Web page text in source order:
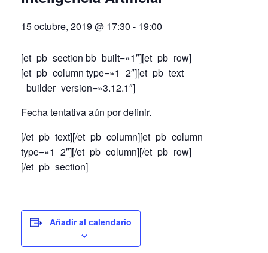
15 octubre, 2019 @ 17:30 - 19:00
[et_pb_section bb_built=»1″][et_pb_row]
[et_pb_column type=»1_2″][et_pb_text
_builder_version=»3.12.1″]
Fecha tentativa aún por definir.
[/et_pb_text][/et_pb_column][et_pb_column
type=»1_2″][/et_pb_column][/et_pb_row]
[/et_pb_section]
Añadir al calendario